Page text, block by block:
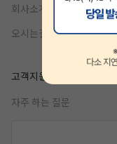
회사소개
오시는길
고객지원
자주 하는 질문